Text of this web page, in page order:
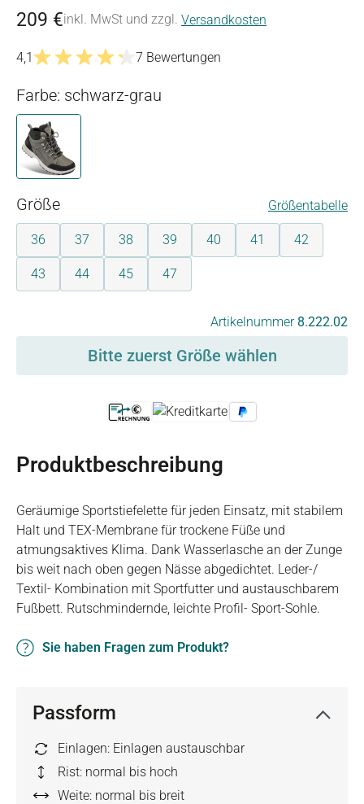
209 €inkl. MwSt und zzgl. Versandkosten
4,1
7 Bewertungen
Farbe: schwarz-grau
schwarz-grau
Größeauswählen Größentabelle
36 37 38 39 40 41 42
43 44 45 47
Artikelnummer 8.222.02
Bitte zuerst Größe wählen
Produktbeschreibung
Geräumige Sportstiefelette für jeden Einsatz, mit stabilem
Halt und TEX-Membrane für trockene Füße und
atmungsaktives Klima. Dank Wasserlasche an der Zunge
bis weit nach oben gegen Nässe abgedichtet. Leder-/
Textil- Kombination mit Sportfutter und austauschbarem
Fußbett. Rutschmindernde, leichte Profil- Sport-Sohle.
Sie haben Fragen zum Produkt?
Passform
Einlagen: Einlagen austauschbar
Rist: normal bis hoch
Weite: normal bis breit